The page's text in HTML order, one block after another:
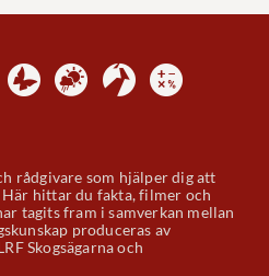
rådgivare som hjälper dig att
Här hittar du fakta, filmer och
tagits fram i samverkan mellan
produceras av
Skogsägarna och